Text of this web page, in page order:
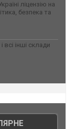
ліцензію на
безпека та
інші склади